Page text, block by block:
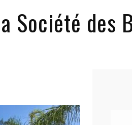
Société des